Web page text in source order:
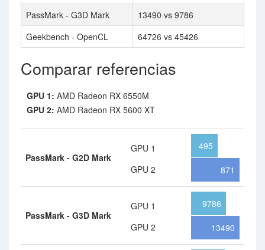
PassMark - G3D Mark
13490 vs 9786
Geekbench - OpenCL
64726 vs 45426
Comparar referencias
GPU 1: AMD Radeon RX 6550M
GPU 2: AMD Radeon RX 5600 XT
PassMark - G2D Mark
GPU 1
GPU 2
495
871
PassMark - G3D Mark
GPU 1
GPU 2
9786
13490